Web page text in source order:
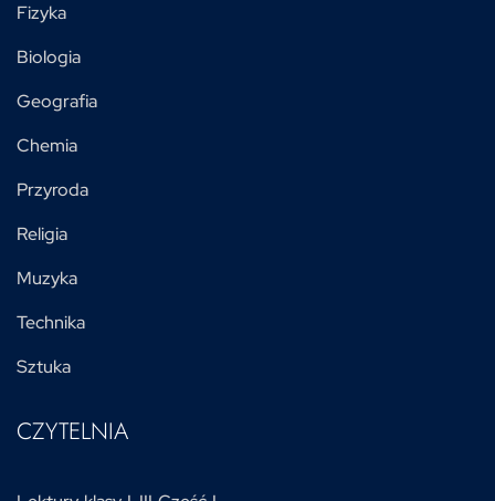
Fizyka
Biologia
Geografia
Chemia
Przyroda
Religia
Muzyka
Technika
Sztuka
CZYTELNIA